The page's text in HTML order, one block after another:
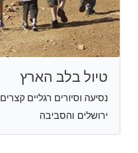
טיול בלב הארץ
נסיעה וסיורים רגליים קצרים
ירושלים והסביבה